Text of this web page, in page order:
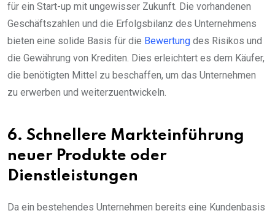
für ein Start-up mit ungewisser Zukunft. Die vorhandenen
Geschäftszahlen und die Erfolgsbilanz des Unternehmens
bieten eine solide Basis für die Bewertung des Risikos und
die Gewährung von Krediten. Dies erleichtert es dem Käufer,
die benötigten Mittel zu beschaffen, um das Unternehmen
zu erwerben und weiterzuentwickeln.
6. Schnellere Markteinführung
neuer Produkte oder
Dienstleistungen
Da ein bestehendes Unternehmen bereits eine Kundenbasis